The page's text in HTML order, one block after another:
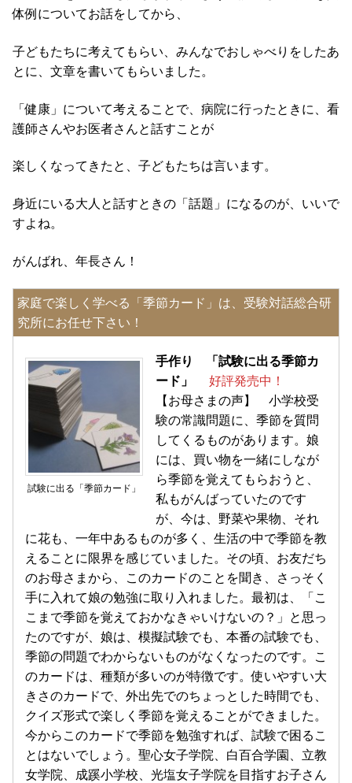
体例についてお話をしてから、
子どもたちに考えてもらい、みんなでおしゃべりをしたあ
とに、文章を書いてもらいました。
「健康」について考えることで、病院に行ったときに、看
護師さんやお医者さんと話すことが
楽しくなってきたと、子どもたちは言います。
身近にいる大人と話すときの「話題」になるのが、いいで
すよね。
がんばれ、年長さん！
家庭で楽しく学べる「季節カード」は、受験対話総合研
究所にお任せ下さい！
試験に出る「季節カード」
手作り 「試験に出る季節カ
ード」 好評発売中！
【お母さまの声】 小学校受
験の常識問題に、季節を質問
してくるものがあります。娘
には、買い物を一緒にしなが
ら季節を覚えてもらおうと、
私もがんばっていたのです
が、今は、野菜や果物、それ
に花も、一年中あるものが多く、生活の中で季節を教
えることに限界を感じていました。その頃、お友だち
のお母さまから、このカードのことを聞き、さっそく
手に入れて娘の勉強に取り入れました。最初は、「こ
こまで季節を覚えておかなきゃいけないの？」と思っ
たのですが、娘は、模擬試験でも、本番の試験でも、
季節の問題でわからないものがなくなったのです。こ
のカードは、種類が多いのが特徴です。使いやすい大
きさのカードで、外出先でのちょっとした時間でも、
クイズ形式で楽しく季節を覚えることができました。
今からこのカードで季節を勉強すれば、試験で困るこ
とはないでしょう。聖心女子学院、白百合学園、立教
女学院、成蹊小学校、光塩女子学院を目指すお子さん